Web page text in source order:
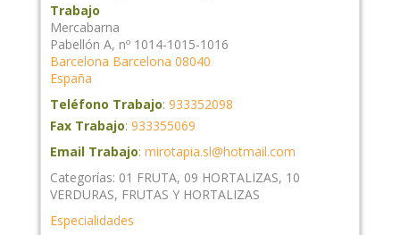
Trabajo
Mercabarna
Pabellón A, nº 1014-1015-1016
Barcelona Barcelona 08040
España
Teléfono Trabajo: 933352098
Fax Trabajo: 933355069
Email Trabajo: mirotapia.sl@hotmail.com
Categorías: 01 FRUTA, 09 HORTALIZAS, 10
VERDURAS, FRUTAS Y HORTALIZAS
Especialidades